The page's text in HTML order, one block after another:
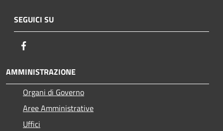
SEGUICI SU
AMMINISTRAZIONE
Organi di Governo
Aree Amministrative
Uffici